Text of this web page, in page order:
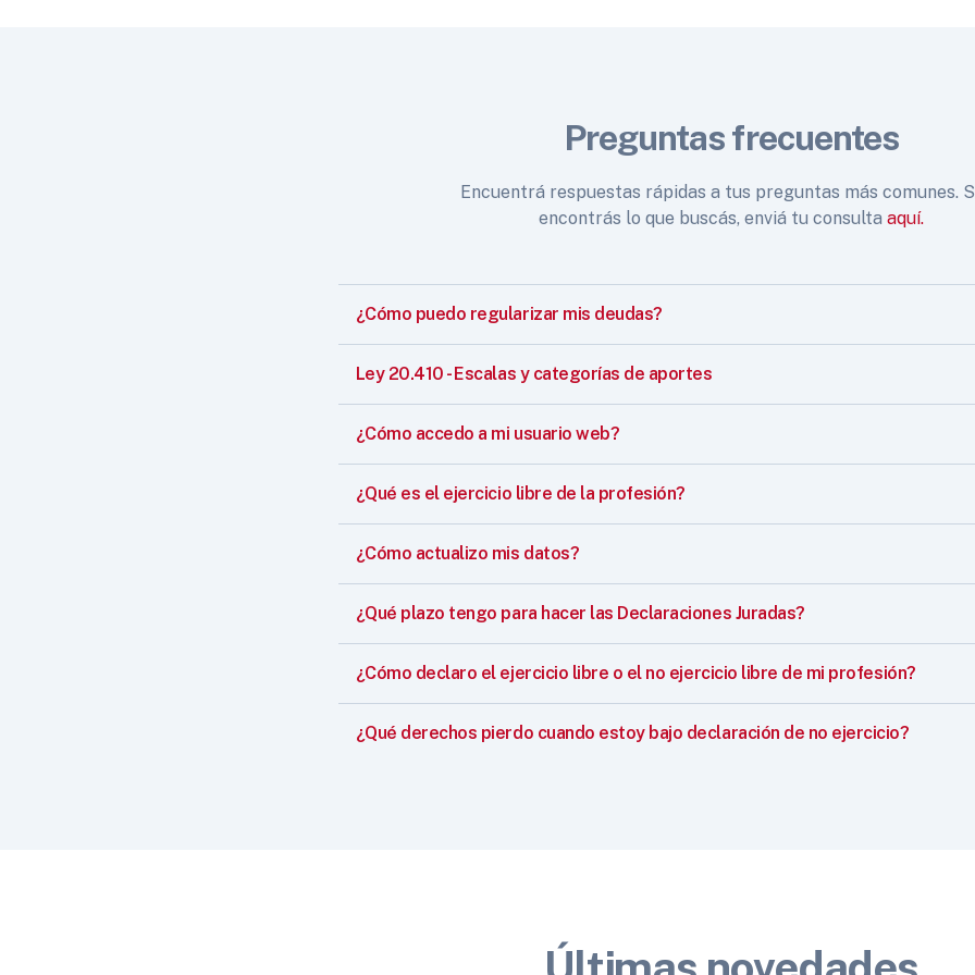
Preguntas frecuentes
Encuentrá respuestas rápidas a tus preguntas más comunes.
encontrás lo que buscás, enviá tu consulta aquí.
¿Cómo puedo regularizar mis deudas?
Ley 20.410 - Escalas y categorías de aportes
¿Cómo accedo a mi usuario web?
¿Qué es el ejercicio libre de la profesión?
¿Cómo actualizo mis datos?
¿Qué plazo tengo para hacer las Declaraciones Juradas?
¿Cómo declaro el ejercicio libre o el no ejercicio libre de mi profesión?
¿Qué derechos pierdo cuando estoy bajo declaración de no ejercicio?